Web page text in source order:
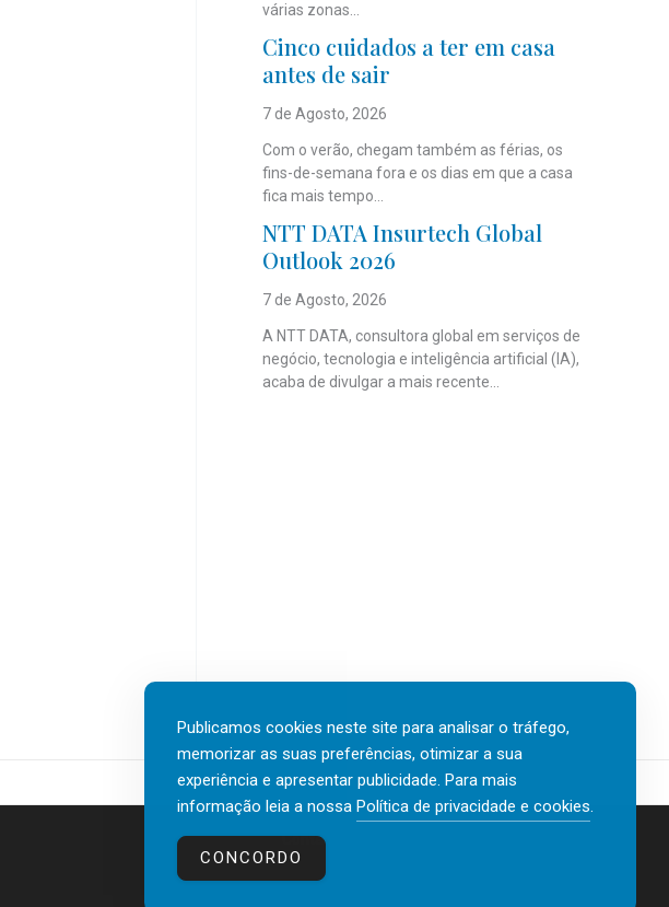
várias zonas...
Cinco cuidados a ter em casa
antes de sair
7 de Agosto, 2026
Com o verão, chegam também as férias, os
fins-de-semana fora e os dias em que a casa
fica mais tempo...
NTT DATA Insurtech Global
Outlook 2026
7 de Agosto, 2026
A NTT DATA, consultora global em serviços de
negócio, tecnologia e inteligência artificial (IA),
acaba de divulgar a mais recente...
Contactos
Publicamos cookies neste site para analisar o tráfego,
memorizar as suas preferências, otimizar a sua
experiência e apresentar publicidade. Para mais
informação leia a nossa Política de privacidade e cookies.
CONCORDO